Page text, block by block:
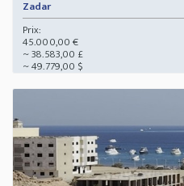
Zadar
Prix:
45.000,00 €
~ 38.583,00 £
~ 49.779,00 $